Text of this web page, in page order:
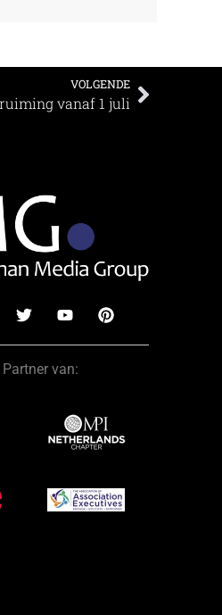
VOLGENDE
vanaf 1 juli
van: